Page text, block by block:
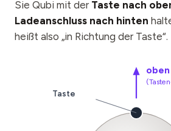
Sie Qubi mit der Taste nach
Ladeanschluss nach hinten
heißt also „in Richtung der Taste“.
oben
Taste